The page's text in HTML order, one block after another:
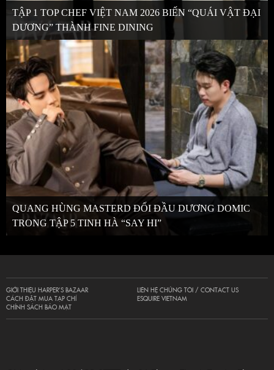
TẬP 1 TOP CHEF VIỆT NAM 2026 BIẾN “QUÁI VẬT ĐẠI
DƯƠNG” THÀNH FINE DINING
QUANG HÙNG MASTERD ĐỐI ĐẦU DƯƠNG DOMIC
TRONG TẬP 5 TINH HÀ “SAY HI”
GIỚI THIỆU HARPER’S BAZAAR
CÁCH ĐẶT MUA TẠP CHÍ
CHÍNH SÁCH BẢO MẬT
LIÊN HỆ CHÚNG TÔI / CONTACT US
ESQUIRE VIETNAM